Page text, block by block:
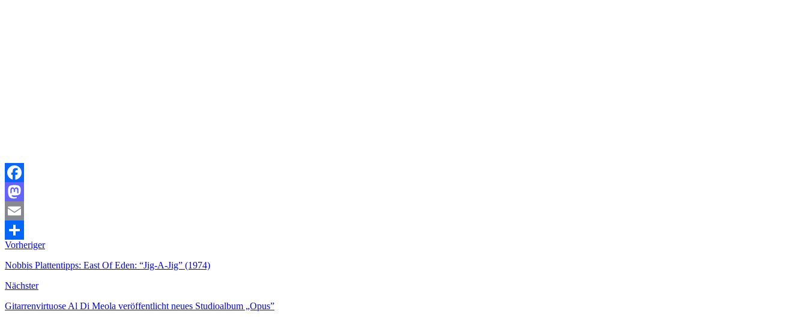
Facebook
Mastodon
Email
Teilen
Vorheriger
Nobbis Plattentipps: East Of Eden: “Jig-A-Jig” (1974)
Nächster
Gitarrenvirtuose Al Di Meola veröffentlicht neues Studioalbum „Opus”